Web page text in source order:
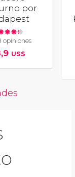
por
opiniones
US$